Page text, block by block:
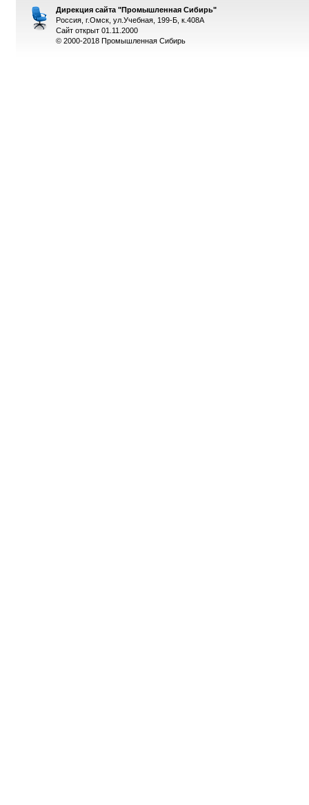
Дирекция сайта "Промышленная Сибирь"
Россия, г.Омск, ул.Учебная, 199-Б, к.408А
Сайт открыт 01.11.2000
© 2000-2018 Промышленная Сибирь